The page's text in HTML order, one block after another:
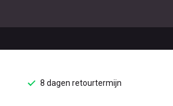
8 dagen retourtermijn